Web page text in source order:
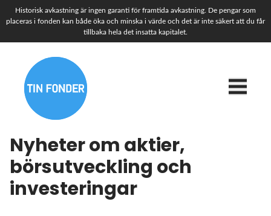
Historisk avkastning är ingen garanti för framtida avkastning. De pengar som
placeras i fonden kan både öka och minska i värde och det är inte säkert att du får
tillbaka hela det insatta kapitalet.
Nyheter om aktier,
börsutveckling och
investeringar